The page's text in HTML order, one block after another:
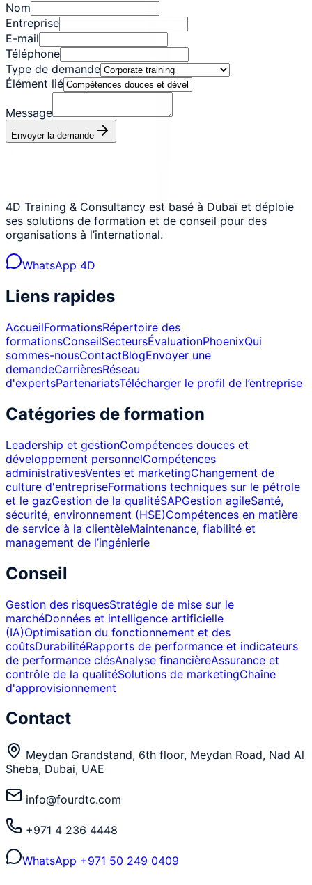
Nom
Entreprise
E-mail
Téléphone
Type de demande
Élément lié
Message
Envoyer la demande
4D Training & Consultancy est basé à Dubaï et déploie
ses solutions de formation et de conseil pour des
organisations à l’international.
WhatsApp 4D
Liens rapides
AccueilFormationsRépertoire des
formationsConseilSecteursÉvaluationPhoenixQui
sommes-nousContactBlogEnvoyer une
demandeCarrièresRéseau
d'expertsPartenariatsTélécharger le profil de l’entreprise
Catégories de formation
Leadership et gestionCompétences douces et
développement personnelCompétences
administrativesVentes et marketingChangement de
culture d'entrepriseFormations techniques sur le pétrole
et le gazGestion de la qualitéSAPGestion agileSanté,
sécurité, environnement (HSE)Compétences en matière
de service à la clientèleMaintenance, fiabilité et
management de l’ingénierie
Conseil
Gestion des risquesStratégie de mise sur le
marchéDonnées et intelligence artificielle
(IA)Optimisation du fonctionnement et des
coûtsDurabilitéRapports de performance et indicateurs
de performance clésAnalyse financièreAssurance et
contrôle de la qualitéSolutions de marketingChaîne
d'approvisionnement
Contact
Meydan Grandstand, 6th floor, Meydan Road, Nad Al
Sheba, Dubai, UAE
info@fourdtc.com
+971 4 236 4448
WhatsApp +971 50 249 0409